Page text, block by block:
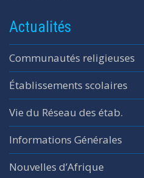
Actualités
Communautés religieuses
Établissements scolaires
Vie du Réseau des étab.
Informations Générales
Nouvelles d’Afrique